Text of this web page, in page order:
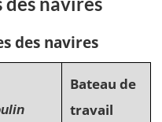
des navires
Bateau de
travail